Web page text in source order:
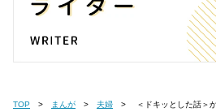
TOP まんが 夫婦